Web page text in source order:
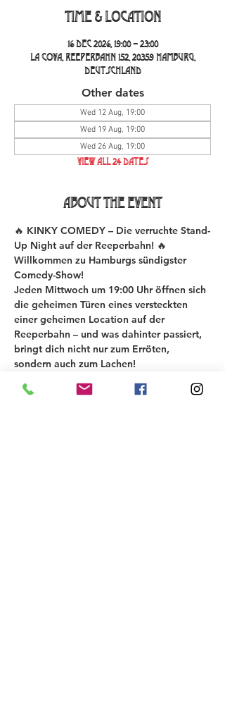
Time & Location
16 Dec 2026, 19:00 – 23:00
La Cova, Reeperbahn 152, 20359 Hamburg,
Deutschland
Other dates
Wed 12 Aug, 19:00
Wed 19 Aug, 19:00
Wed 26 Aug, 19:00
View all 24 dates
About the event
🔥 KINKY COMEDY – Die verruchte Stand-
Up Night auf der Reeperbahn! 🔥
Willkommen zu Hamburgs sündigster
Comedy-Show!
Jeden Mittwoch um 19:00 Uhr öffnen sich
die geheimen Türen eines versteckten
einer geheimen Location auf der
Reeperbahn – und was dahinter passiert,
bringt dich nicht nur zum Erröten,
sondern auch zum Lachen!
Bei der KINKY COMEDY New Material